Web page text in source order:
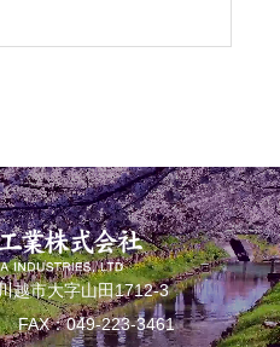
越市大字山田1712-3
FAX：049-223-3461